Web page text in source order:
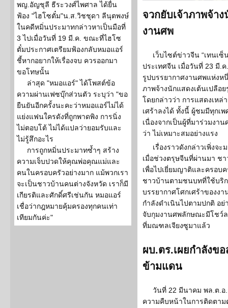
พญ.อัญชุลี ธีระวงศ์ไพศาล ได้ยื่น
ฟ้อง "ไฮโซตั๋ม"น.ส.วิชชุดา ลีนุตพงษ์
ในคดีหมิ่นประมาทกล่าวหาเป็นมือที่
3 ไปเมื่อวันที่ 19 มี.ค. ขณะที่ไฮโซ
ตั๋มประกาศเตรียมฟ้องกลับหมอแอร์
ชี้หากอยากให้เรื่องจบ ควรออกมา
ขอโทษนั้น
ล่าสุด "หมอแอร์" ได้โพสต์ข้อ
ความผ่านเฟซบุ๊กส่วนตัว ระบุว่า "ขอ
ยืนยันอีกครั้งนะคะว่าหมอแอร์ไม่ได้
แย่งแฟนใครดังที่ถูกพาดพิง การนิ่ง
ไม่ตอบโต้ ไม่ได้แปลว่ายอมรับและ
ไม่รู้สึกอะไร
การถูกหมิ่นประมาทซ้ำๆ สร้าง
ความเจ็บปวดให้คุณพ่อคุณแม่และ
คนในครอบครัวอย่างมาก แม้พวกเรา
จะเป็นชาวบ้านคนต่างจังหวัด เราก็มี
เกียรติและศักดิ์ศรีเช่นกัน หมอแอร์
เชื่อว่ากฎหมายคุ้มครองทุกคนเท่า
เทียมกันค่ะ"
จวกยับเจ้าภาพจ้า
งานศพ
เว็บไซต์ข่าวจีน “เทนเ
ประเทศจีน เมื่อวันที่ 23 มี.
รูปบรรยากาศงานศพแห่งห
ภาพจ้างนักแสดงเต้นเปลือ
โดยกล่าวว่า การแสดงเห
เศร้าลงได้ ทั้งนี้ ผู้ชมมีทุกเ
เนื่องจากเป็นผู้ที่มาร่วมงา
ว่า ไม่เหมาะสมอย่างแรง
เรื่องราวดังกล่าวเพิ่งจ
เมื่อช่วงตรุษจีนที่ผ่านมา ช
เพื่อไปเยี่ยมญาติและครอบ
ชาวบ้านตามชนบทที่ใช้บริก
บรรยากาศโศกเศร้าของง
กำลังดำเนินไปตามปกติ อย่
จับกุมงานศพลักษณะมีโชว์
ที่มณฑลเจียงซูมาแล้ว
ผบ.ตร.เผยกำลังขอ
ข้ามแดน
วันที่ 22 มีนาคม พล.ต.อ
ความคืบหน้าในการติดตาม